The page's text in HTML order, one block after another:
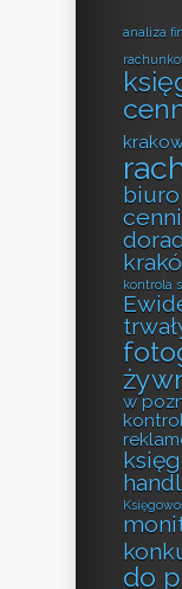
analiza
kontrola
w
do